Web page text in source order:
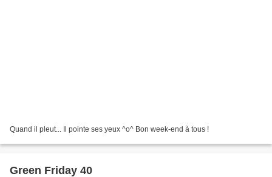
Quand il pleut... Il pointe ses yeux ^o^ Bon week-end à tous !
Green Friday 40